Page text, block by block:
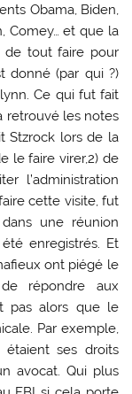
Obama, Biden,
Comey… et que la
de tout faire pour
donné (par qui ?)
Ce qui fut fait
retrouvé les notes
Stzrock lors de la
le faire virer,2) de
l’administration
cette visite, fut
une réunion
enregistrés. Et
ont piégé le
répondre aux
pas alors que le
Par exemple,
étaient ses droits
avocat. Qui plus